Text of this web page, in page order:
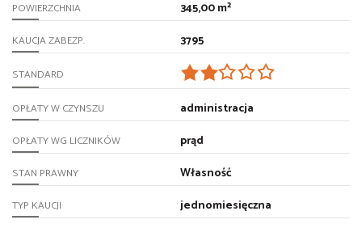
POWIERZCHNIA 345,00 m²
KAUCJA ZABEZP. 3795
STANDARD
OPŁATY W CZYNSZU administracja
OPŁATY WG LICZNIKÓW prąd
STAN PRAWNY Własność
TYP KAUCJI jednomiesięczna